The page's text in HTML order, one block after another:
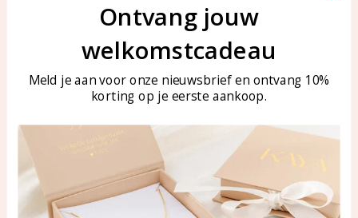
Veelgestelde vragen
Sieraden onderhouden
KAYA Sieraden
Bellen of WhatsApp Ma-Vr
tussen 09:00-17:00
Tel: 0850003187
WhatsApp: 0850003187
klantenservice@kayasierade
Producten KAYA Sieraden
Ontvang jouw
welkomstcadeau
Meld je aan voor onze nieuwsbrief en ontvang 10%
korting op je eerste aankoop.